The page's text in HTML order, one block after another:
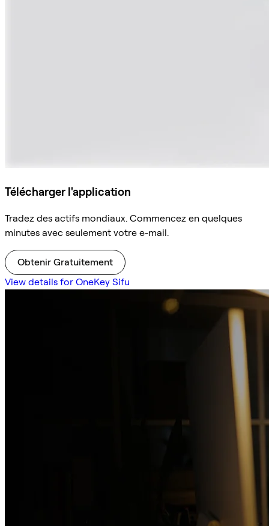
Télécharger l'application
Tradez des actifs mondiaux. Commencez en quelques
minutes avec seulement votre e-mail.
Obtenir Gratuitement
View details for OneKey Sifu